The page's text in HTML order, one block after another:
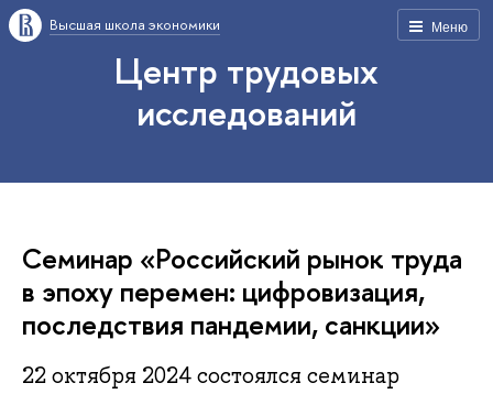
Меню
Высшая школа экономики
Центр трудовых
исследований
Семинар «Российский рынок труда
в эпоху перемен: цифровизация,
последствия пандемии, санкции»
22 октября 2024 состоялся семинар